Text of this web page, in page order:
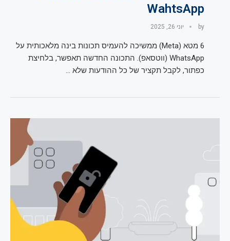
WahtsApp
by יוני 26, 2025
6 מטא (Meta) ממשיכה להעמיס תכונות בינה מלאכותית על
WhatsApp (ווטסאפ). התכונה החדשה תאפשר, בלחיצת
כפתור, לקבל תקציר של כל ההודעות שלא …